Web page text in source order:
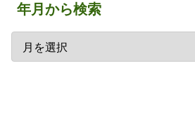
年月から検索